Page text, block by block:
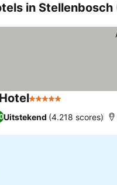
in
5 Sterren
Uitstekend (4.218 scores)